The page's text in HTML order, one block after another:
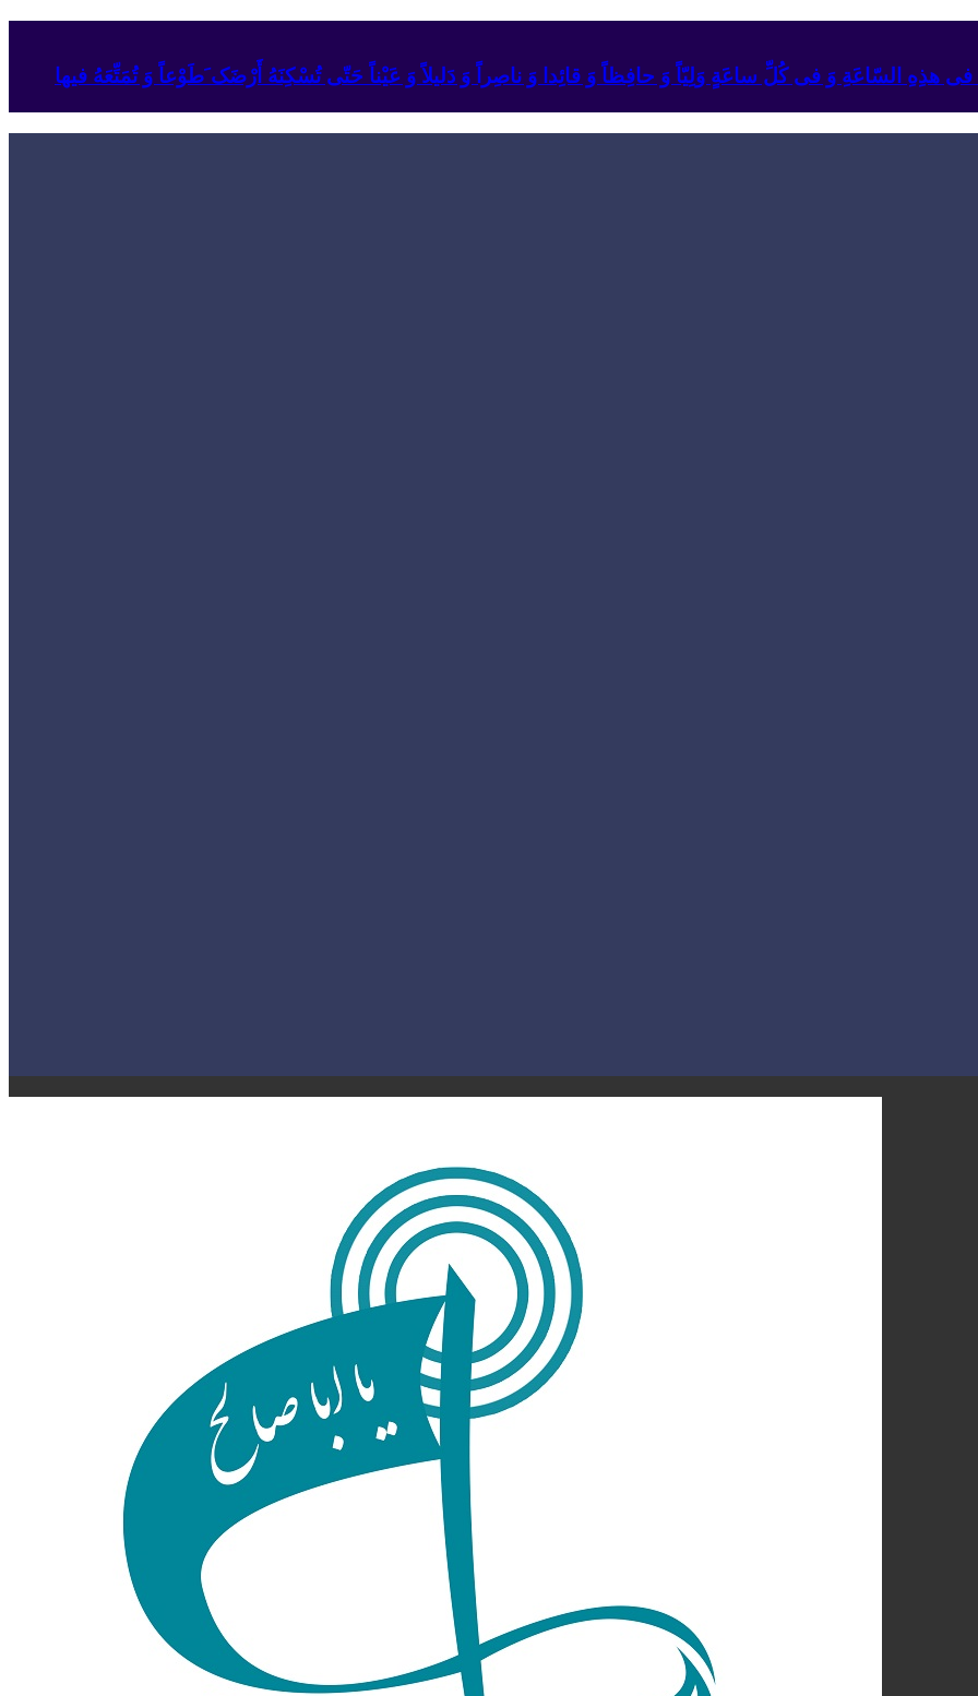
هذِهِ السّاعَةِ وَ فی کُلِّ ساعَةٍ وَلِیّاً وَ حافِظاً وَ قائِدا ‏وَ ناصِراً وَ دَلیلاً وَ عَیْناً حَتّى تُسْکِنَهُ أَرْضَک َطَوْعاً وَ تُمَتِّعَهُ فیها